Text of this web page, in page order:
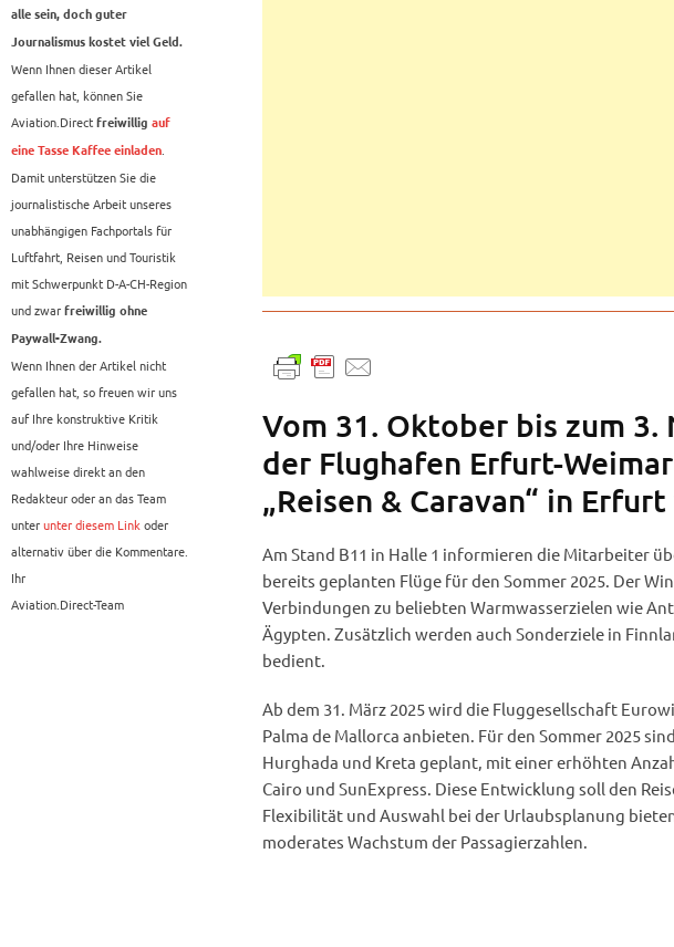
alle sein, doch guter
Journalismus kostet viel Geld.
Wenn Ihnen dieser Artikel
gefallen hat, können Sie
Aviation.Direct freiwillig auf
eine Tasse Kaffee einladen.
Damit unterstützen Sie die
journalistische Arbeit unseres
unabhängigen Fachportals für
Luftfahrt, Reisen und Touristik
mit Schwerpunkt D-A-CH-Region
und zwar freiwillig ohne
Paywall-Zwang.
Wenn Ihnen der Artikel nicht
gefallen hat, so freuen wir uns
auf Ihre konstruktive Kritik
und/oder Ihre Hinweise
wahlweise direkt an den
Redakteur oder an das Team
unterunter diesem Linkoder
alternativ über die Kommentare.
Ihr
Aviation.Direct-Team
Vom 31. Oktober bis zum
der Flughafen Erfurt-
„Reisen & Caravan“ in
Am Stand B11 in Halle 1 informieren die Mitarbeiter
bereits geplanten Flüge für den Sommer 2025. Der
Verbindungen zu beliebten Warmwasserzielen wie
Ägypten. Zusätzlich werden auch Sonderziele in
bedient.
Ab dem 31. März 2025 wird die Fluggesellschaft
Palma de Mallorca anbieten. Für den Sommer 2025
Hurghada und Kreta geplant, mit einer erhöhten
Cairo und SunExpress. Diese Entwicklung soll den
Flexibilität und Auswahl bei der Urlaubsplanung
moderates Wachstum der Passagierzahlen.